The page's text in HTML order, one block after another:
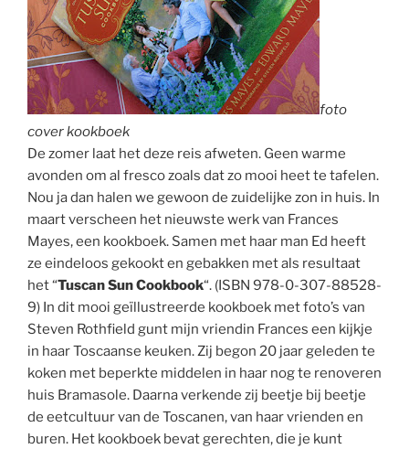
foto
cover kookboek
De zomer laat het deze reis afweten. Geen warme
avonden om al fresco zoals dat zo mooi heet te tafelen.
Nou ja dan halen we gewoon de zuidelijke zon in huis. In
maart verscheen het nieuwste werk van Frances
Mayes, een kookboek. Samen met haar man Ed heeft
ze eindeloos gekookt en gebakken met als resultaat
het “Tuscan Sun Cookbook“. (ISBN 978-0-307-88528-
9) In dit mooi geïllustreerde kookboek met foto’s van
Steven Rothfield gunt mijn vriendin Frances een kijkje
in haar Toscaanse keuken. Zij begon 20 jaar geleden te
koken met beperkte middelen in haar nog te renoveren
huis Bramasole. Daarna verkende zij beetje bij beetje
de eetcultuur van de Toscanen, van haar vrienden en
buren. Het kookboek bevat gerechten, die je kunt